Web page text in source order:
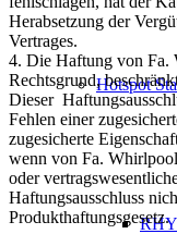
Hotspot
Herabsetzung der
Vertrages.
4. Die Haftung von Fa.
Rechtsgrund,
Dieser
Fehlen einer
zugesicherte
wenn von Fa. Whirlpool
oder
Haftungsausschluss
Produkthaftungsgesetz.